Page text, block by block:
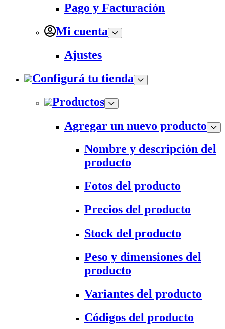
Pago y Facturación
Mi cuenta
Ajustes
Configurá tu tienda
Productos
Agregar un nuevo producto
Nombre y descripción del
producto
Fotos del producto
Precios del producto
Stock del producto
Peso y dimensiones del
producto
Variantes del producto
Códigos del producto